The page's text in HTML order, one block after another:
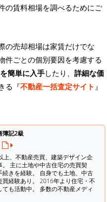
の賃料相場を調べるためにご
の売却相場は家賃だけでな
件ごとの個別要因を考慮する
簡単に入手したり、 詳細な価
る『不動産一括査定サイト 』
簿記2級
上、不動産売買、建築デザイン企
主に土地や中古住宅の売買契
きを経験。 自身でも土地、中古
経験あり。 2016年より住宅・不
も活動中。 多数の不動産メディ